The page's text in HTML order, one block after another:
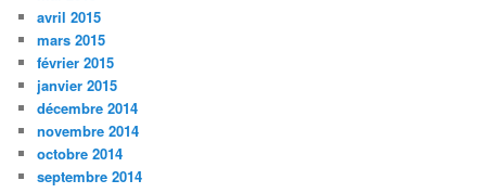
avril 2015
mars 2015
février 2015
janvier 2015
décembre 2014
novembre 2014
octobre 2014
septembre 2014